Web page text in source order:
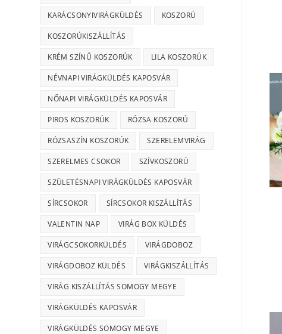
KARÁCSONYIVIRÁGKÜLDÉS KOSZORÚ
KOSZORÚKISZÁLLÍTÁS
KRÉM SZÍNŰ KOSZORÚK LILA KOSZORÚK
NÉVNAPI VIRÁGKÜLDÉS KAPOSVÁR
NŐNAPI VIRÁGKÜLDÉS KAPOSVÁR
PIROS KOSZORÚK RÓZSA KOSZORÚ
RÓZSASZÍN KOSZORÚK SZERELEMVIRÁG
SZERELMES CSOKOR SZÍVKOSZORÚ
SZÜLETÉSNAPI VIRÁGKÜLDÉS KAPOSVÁR
SÍRCSOKOR SÍRCSOKOR KISZÁLLÍTÁS
VALENTIN NAP VIRÁG BOX KÜLDÉS
VIRÁGCSOKORKÜLDÉS VIRÁGDOBOZ
VIRÁGDOBOZ KÜLDÉS VIRÁGKISZÁLLÍTÁS
VIRÁG KISZÁLLÍTÁS SOMOGY MEGYE
VIRÁGKÜLDÉS KAPOSVÁR
VIRÁGKÜLDÉS SOMOGY MEGYE